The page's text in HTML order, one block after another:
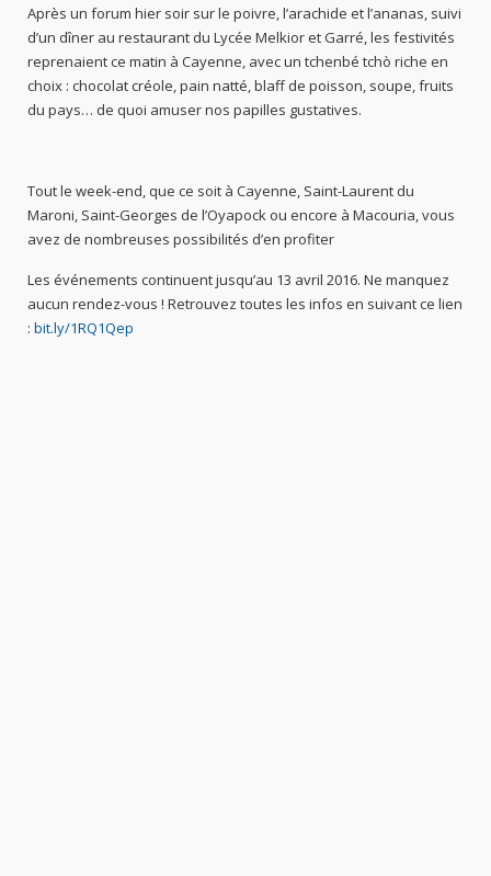
Après un forum hier soir sur le poivre, l’arachide et l’ananas, suivi
d’un dîner au restaurant du Lycée Melkior et Garré, les festivités
reprenaient ce matin à Cayenne, avec un tchenbé tchò riche en
choix : chocolat créole, pain natté, blaff de poisson, soupe, fruits
du pays… de quoi amuser nos papilles gustatives.
Tout le week-end, que ce soit à Cayenne, Saint-Laurent du
Maroni, Saint-Georges de l’Oyapock ou encore à Macouria, vous
avez de nombreuses possibilités d’en profiter
Les événements continuent jusqu’au 13 avril 2016. Ne manquez
aucun rendez-vous ! Retrouvez toutes les infos en suivant ce lien
:bit.ly/1RQ1Qep